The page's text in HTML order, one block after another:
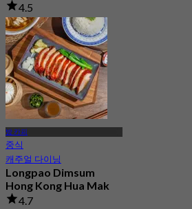
4.5
51 예약됨
에서฿ 160
방 카피
중식
캐주얼 다이닝
Longpao Dimsum
Hong Kong Hua Mak
4.7